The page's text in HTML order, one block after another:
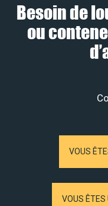
Besoin de
ou
VOUS
VOUS ÊTES